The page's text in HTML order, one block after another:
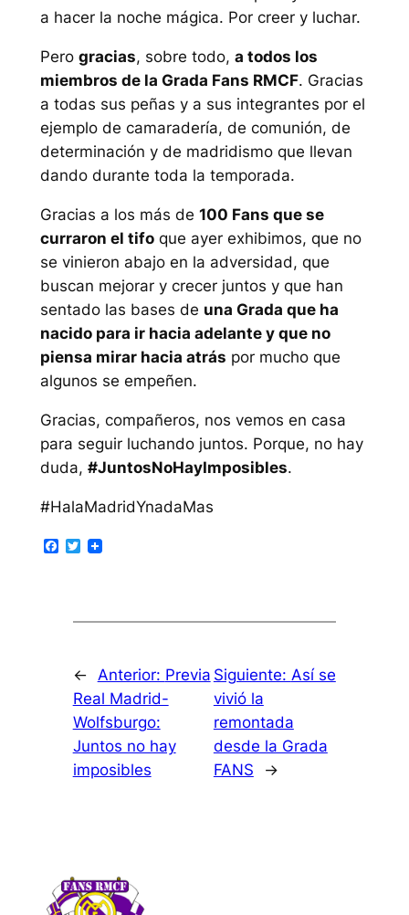
a hacer la noche mágica. Por creer y luchar.
Pero gracias, sobre todo, a todos los
miembros de la Grada Fans RMCF. Gracias
a todas sus peñas y a sus integrantes por el
ejemplo de camaradería, de comunión, de
determinación y de madridismo que llevan
dando durante toda la temporada.
Gracias a los más de 100 Fans que se
curraron el tifoque ayer exhibimos, que no
se vinieron abajo en la adversidad, que
buscan mejorar y crecer juntos y que han
sentado las bases de una Grada que ha
nacido para ir hacia adelante y que no
piensa mirar hacia atrás por mucho que
algunos se empeñen.
Gracias, compañeros, nos vemos en casa
para seguir luchando juntos. Porque, no hay
duda, #JuntosNoHayImposibles.
#HalaMadridYnadaMas
Facebook
Twitter
← Anterior: Previa
Real Madrid-
Wolfsburgo:
Juntos no hay
imposibles
Siguiente: Así se
vivió la
remontada
desde la Grada
FANS
→